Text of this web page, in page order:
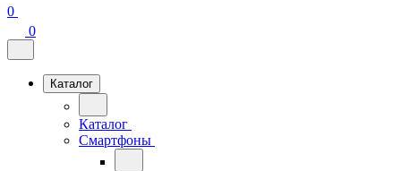
0
0
Каталог
Каталог
Смартфоны